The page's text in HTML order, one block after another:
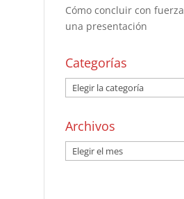
Cómo concluir con fuerza
una presentación
Categorías
Archivos